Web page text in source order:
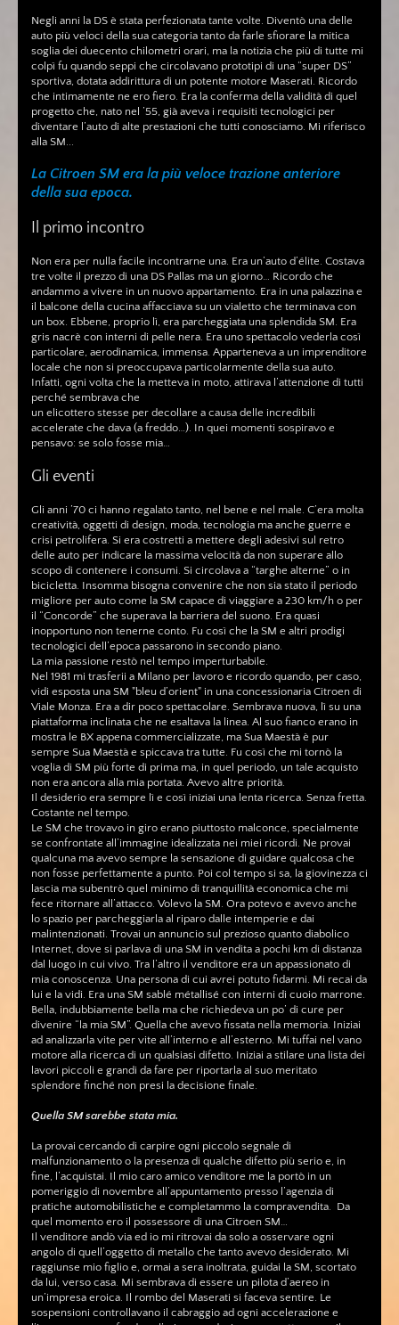
Negli anni la DS è stata perfezionata tante volte. Diventò una delle
auto più veloci della sua categoria tanto da farle sfiorare la mitica
soglia dei duecento chilometri orari, ma la notizia che più di tutte mi
colpì fu quando seppi che circolavano prototipi di una “super DS”
sportiva, dotata addirittura di un potente motore Maserati. Ricordo
che intimamente ne ero fiero. Era la conferma della validità di quel
progetto che, nato nel ’55, già aveva i requisiti tecnologici per
diventare l’auto di alte prestazioni che tutti conosciamo. Mi riferisco
alla SM...
La Citroen SM era la più veloce trazione anteriore
della sua epoca.
Il primo incontro
Non era per nulla facile incontrarne una. Era un’auto d’élite. Costava
tre volte il prezzo di una DS Pallas ma un giorno… Ricordo che
andammo a vivere in un nuovo appartamento. Era in una palazzina e
il balcone della cucina affacciava su un vialetto che terminava con
un box. Ebbene, proprio lì, era parcheggiata una splendida SM. Era
gris nacrè con interni di pelle nera. Era uno spettacolo vederla così
particolare, aerodinamica, immensa. Apparteneva a un imprenditore
locale che non si preoccupava particolarmente della sua auto.
Infatti, ogni volta che la metteva in moto, attirava l’attenzione di tutti
perché sembrava che
un elicottero stesse per decollare a causa delle incredibili
accelerate che dava (a freddo…). In quei momenti sospiravo e
pensavo: se solo fosse mia…
Gli eventi
Gli anni ’70 ci hanno regalato tanto, nel bene e nel male. C’era molta
creatività, oggetti di design, moda, tecnologia ma anche guerre e
crisi petrolifera. Si era costretti a mettere degli adesivi sul retro
delle auto per indicare la massima velocità da non superare allo
scopo di contenere i consumi. Si circolava a “targhe alterne” o in
bicicletta. Insomma bisogna convenire che non sia stato il periodo
migliore per auto come la SM capace di viaggiare a 230 km/h o per
il “Concorde” che superava la barriera del suono. Era quasi
inopportuno non tenerne conto. Fu così che la SM e altri prodigi
tecnologici dell’epoca passarono in secondo piano.
La mia passione restò nel tempo imperturbabile.
Nel 1981 mi trasferii a Milano per lavoro e ricordo quando, per caso,
vidi esposta una SM "bleu d’orient" in una concessionaria Citroen di
Viale Monza. Era a dir poco spettacolare. Sembrava nuova, lì su una
piattaforma inclinata che ne esaltava la linea. Al suo fianco erano in
mostra le BX appena commercializzate, ma Sua Maestà è pur
sempre Sua Maestà e spiccava tra tutte. Fu così che mi tornò la
voglia di SM più forte di prima ma, in quel periodo, un tale acquisto
non era ancora alla mia portata. Avevo altre priorità.
Il desiderio era sempre lì e così iniziai una lenta ricerca. Senza fretta.
Costante nel tempo.
Le SM che trovavo in giro erano piuttosto malconce, specialmente
se confrontate all’immagine idealizzata nei miei ricordi. Ne provai
qualcuna ma avevo sempre la sensazione di guidare qualcosa che
non fosse perfettamente a punto. Poi col tempo si sa, la giovinezza ci
lascia ma subentrò quel minimo di tranquillità economica che mi
fece ritornare all’attacco. Volevo la SM. Ora potevo e avevo anche
lo spazio per parcheggiarla al riparo dalle intemperie e dai
malintenzionati. Trovai un annuncio sul prezioso quanto diabolico
Internet, dove si parlava di una SM in vendita a pochi km di distanza
dal luogo in cui vivo. Tra l’altro il venditore era un appassionato di
mia conoscenza. Una persona di cui avrei potuto fidarmi. Mi recai da
lui e la vidi. Era una SM sablé métallisé con interni di cuoio marrone.
Bella, indubbiamente bella ma che richiedeva un po’ di cure per
divenire “la mia SM”. Quella che avevo fissata nella memoria. Iniziai
ad analizzarla vite per vite all’interno e all’esterno. Mi tuffai nel vano
motore alla ricerca di un qualsiasi difetto. Iniziai a stilare una lista dei
lavori piccoli e grandi da fare per riportarla al suo meritato
splendore finché non presi la decisione finale.
Quella SM sarebbe stata mia.
La provai cercando di carpire ogni piccolo segnale di
malfunzionamento o la presenza di qualche difetto più serio e, in
fine, l’acquistai. Il mio caro amico venditore me la portò in un
pomeriggio di novembre all’appuntamento presso l’agenzia di
pratiche automobilistiche e completammo la compravendita. Da
quel momento ero il possessore di una Citroen SM…
Il venditore andò via ed io mi ritrovai da solo a osservare ogni
angolo di quell’oggetto di metallo che tanto avevo desiderato. Mi
raggiunse mio figlio e, ormai a sera inoltrata, guidai la SM, scortato
da lui, verso casa. Mi sembrava di essere un pilota d’aereo in
un’impresa eroica. Il rombo del Maserati si faceva sentire. Le
sospensioni controllavano il cabraggio ad ogni accelerazione e